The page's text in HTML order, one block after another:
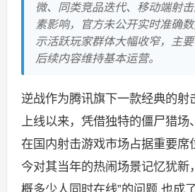
微、同类竞品迭代、移动端射
素影响，官方未公开实时准确
示活跃玩家群体大幅收窄，主
后续内容维持基本运营。
逆战作为腾讯旗下一款经典的射
上线以来，凭借独特的僵尸猎
在国内射击游戏市场占据重要席
今对其当年的热闹场景记忆犹新
概多少人同时在线”的问题,也成